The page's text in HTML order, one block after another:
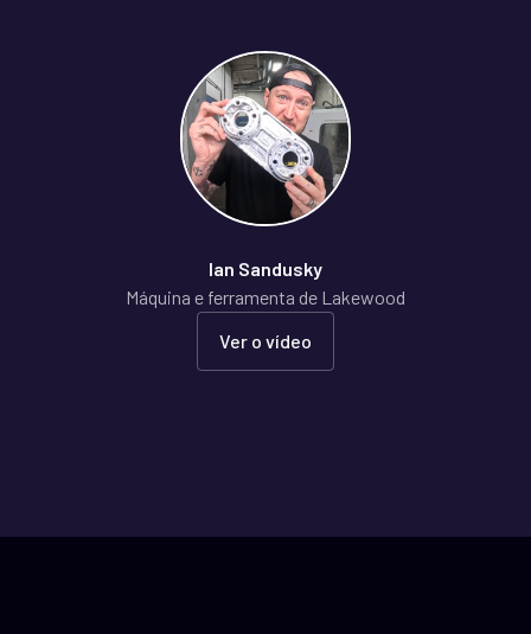
Ian Sandusky
Máquina e ferramenta de Lakewood
Ver o vídeo